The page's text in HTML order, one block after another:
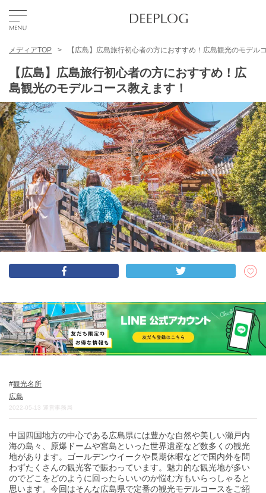
TOP
エリア
カテゴリー
日本語
USD
DEEPLOGとは
プライバシーポリシー
お問い合わせ
トラベルライター募集
メディアTOP 【広島】広島旅行初心者の方におすすめ！広島観光のモデル
【広島】広島旅行初心者の方におすすめ！広
島観光のモデルコース教えます！
観光名所
広島
2022-05-13 運営事務局
中国四国地方の中心である広島県には豊かな自然や美しい瀬戸内
海の島々、原爆ドームや宮島といった世界遺産など数多くの観光
地があります。ゴールデンウイークや長期休暇などで国内外を問
わずたくさんの観光客で賑わっています。魅力的な観光地が多い
のでどこをどのように回ったらいいのか悩む方もいらっしゃると
思います。今回はそんな広島県で定番の観光モデルコースをご紹